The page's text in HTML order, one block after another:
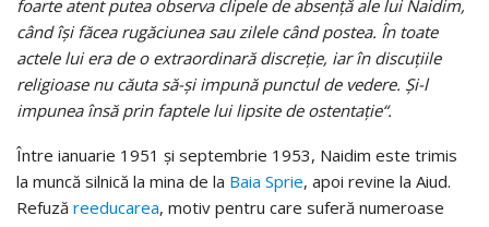
foarte atent putea observa clipele de absenţă ale lui Naidim,
când îşi făcea rugăciunea sau zilele când postea. În toate
actele lui era de o extraordinară discreţie, iar în discuţiile
religioase nu căuta să-şi impună punctul de vedere. Şi-l
impunea însă prin faptele lui lipsite de ostentaţie“.
Între ianuarie 1951 şi septembrie 1953, Naidim este trimis
la muncă silnică la mina de la Baia Sprie, apoi revine la Aiud.
Refuză reeducarea, motiv pentru care suferă numeroase